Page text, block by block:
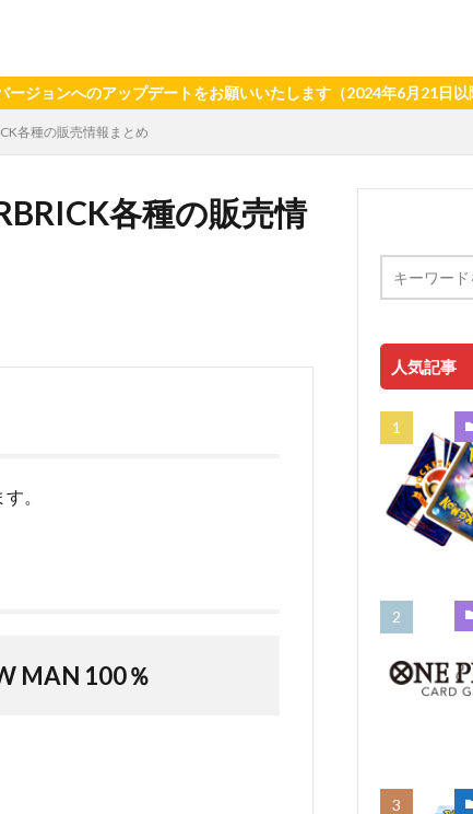
プデートをお願いいたします（2024年6月21日以降、旧バージョ
各種の販売情報まとめ
各種の販売情
。
MAN 100％
人気記事